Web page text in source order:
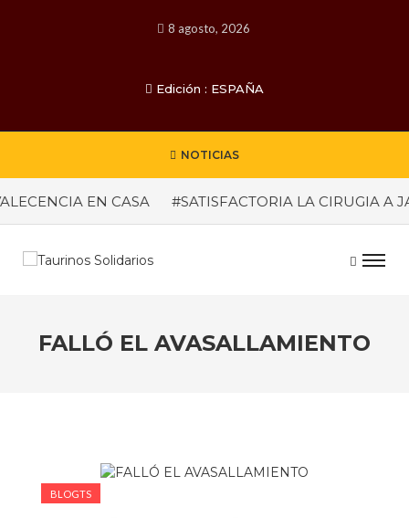
8 agosto, 2026
Edición : ESPAÑA
NOTICIAS
EN CASA #SATISFACTORIA LA CIRUGIA A
FALLÓ EL AVASALLAMIENTO
BLOGTS